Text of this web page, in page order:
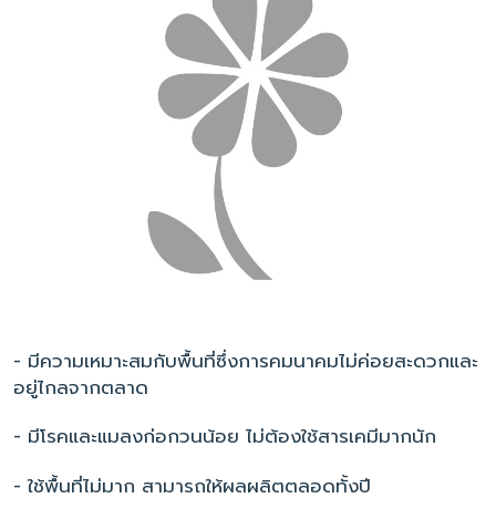
- มีความเหมาะสมกับพื้นที่ซึ่งการคมนาคมไม่ค่อยสะดวกและ
อยู่ไกลจากตลาด
- มีโรคและแมลงก่อกวนน้อย ไม่ต้องใช้สารเคมีมากนัก
- ใช้พื้นที่ไม่มาก สามารถให้ผลผลิตตลอดทั้งปี